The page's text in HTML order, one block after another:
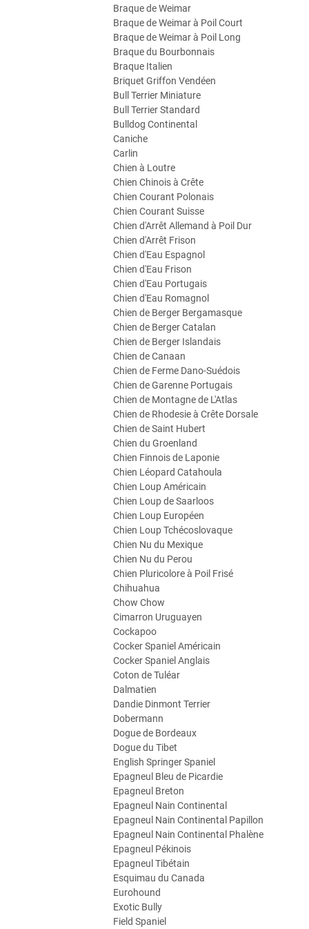
Braque de Weimar
Braque de Weimar à Poil Court
Braque de Weimar à Poil Long
Braque du Bourbonnais
Braque Italien
Briquet Griffon Vendéen
Bull Terrier Miniature
Bull Terrier Standard
Bulldog Continental
Caniche
Carlin
Chien à Loutre
Chien Chinois à Crête
Chien Courant Polonais
Chien Courant Suisse
Chien d'Arrêt Allemand à Poil Dur
Chien d'Arrêt Frison
Chien d'Eau Espagnol
Chien d'Eau Frison
Chien d'Eau Portugais
Chien d'Eau Romagnol
Chien de Berger Bergamasque
Chien de Berger Catalan
Chien de Berger Islandais
Chien de Canaan
Chien de Ferme Dano-Suédois
Chien de Garenne Portugais
Chien de Montagne de L'Atlas
Chien de Rhodesie à Crête Dorsale
Chien de Saint Hubert
Chien du Groenland
Chien Finnois de Laponie
Chien Léopard Catahoula
Chien Loup Américain
Chien Loup de Saarloos
Chien Loup Européen
Chien Loup Tchécoslovaque
Chien Nu du Mexique
Chien Nu du Perou
Chien Pluricolore à Poil Frisé
Chihuahua
Chow Chow
Cimarron Uruguayen
Cockapoo
Cocker Spaniel Américain
Cocker Spaniel Anglais
Coton de Tuléar
Dalmatien
Dandie Dinmont Terrier
Dobermann
Dogue de Bordeaux
Dogue du Tibet
English Springer Spaniel
Epagneul Bleu de Picardie
Epagneul Breton
Epagneul Nain Continental
Epagneul Nain Continental Papillon
Epagneul Nain Continental Phalène
Epagneul Pékinois
Epagneul Tibétain
Esquimau du Canada
Eurohound
Exotic Bully
Field Spaniel